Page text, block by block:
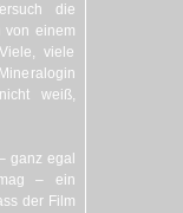
die
von einem
viele
weiß,
ganz egal
– ein
der Film